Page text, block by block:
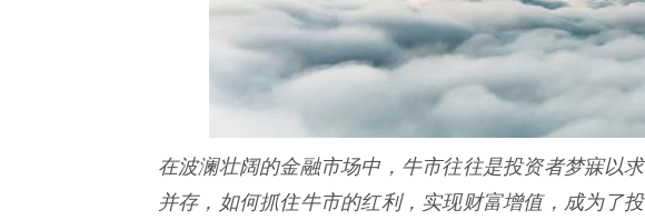
在波澜壮阔的金融市场中，牛市往往是投资者梦寐以
并存，如何抓住牛市的红利，实现财富增值，成为了